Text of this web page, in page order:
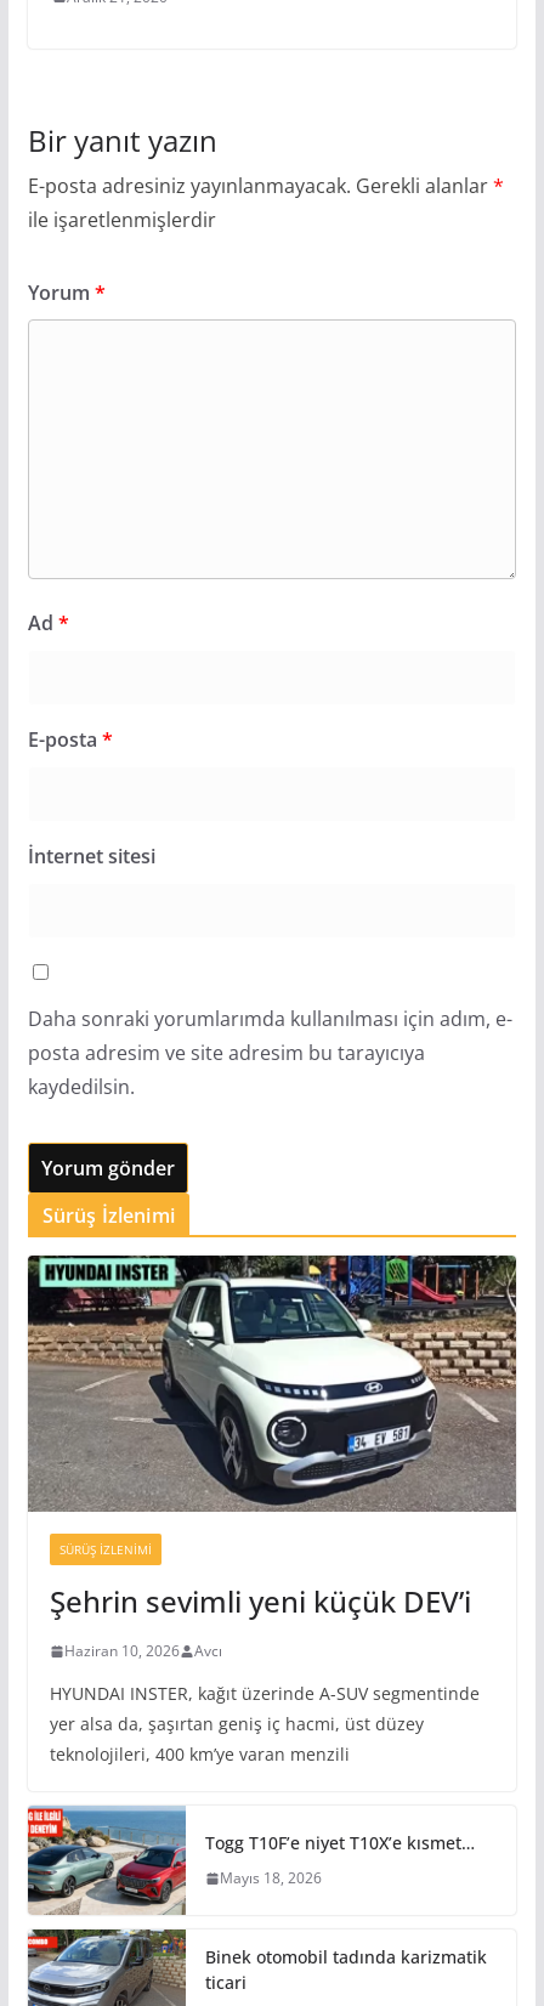
Bir yanıt yazın
E-posta adresiniz yayınlanmayacak. Gerekli alanlar*
ile işaretlenmişlerdir
Yorum *
Ad *
E-posta *
İnternet sitesi
Daha sonraki yorumlarımda kullanılması için adım, e-
posta adresim ve site adresim bu tarayıcıya
kaydedilsin.
Sürüş İzlenimi
SÜRÜŞ İZLENIMI
Şehrin sevimli yeni küçük DEV’i
Haziran 10, 2026 Avcı
HYUNDAI INSTER, kağıt üzerinde A-SUV segmentinde
yer alsa da, şaşırtan geniş iç hacmi, üst düzey
teknolojileri, 400 km’ye varan menzili
Togg T10F’e niyet T10X’e kısmet…
Mayıs 18, 2026
Binek otomobil tadında karizmatik
ticari